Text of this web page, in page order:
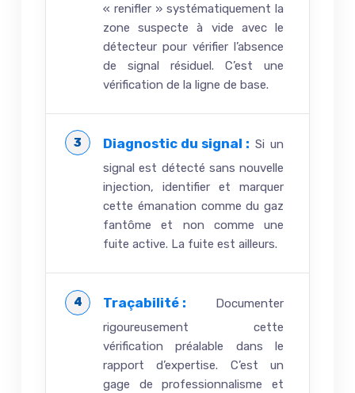
« renifler » systématiquement la
zone suspecte à vide avec le
détecteur pour vérifier l’absence
de signal résiduel. C’est une
vérification de la ligne de base.
Diagnostic du signal : Si un
signal est détecté sans nouvelle
injection, identifier et marquer
cette émanation comme du gaz
fantôme et non comme une
fuite active. La fuite est ailleurs.
Traçabilité : Documenter
rigoureusement cette
vérification préalable dans le
rapport d’expertise. C’est un
gage de professionnalisme et